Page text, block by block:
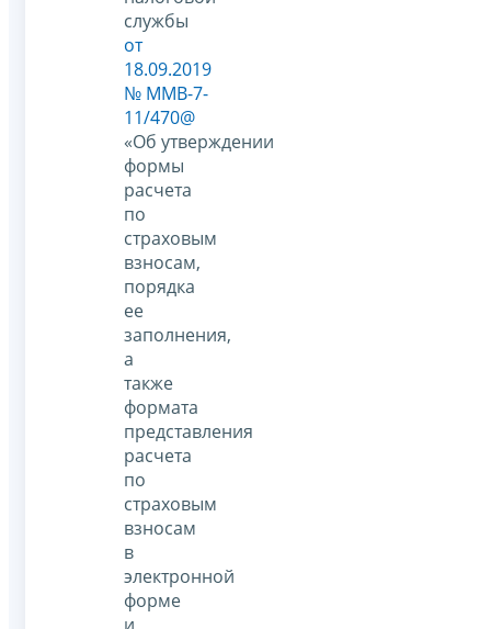
службы
от
18.09.2019
№ ММВ-7-
11/470@
«Об утверждении
формы
расчета
по
страховым
взносам,
порядка
ее
заполнения,
а
также
формата
представления
расчета
по
страховым
взносам
в
электронной
форме
и